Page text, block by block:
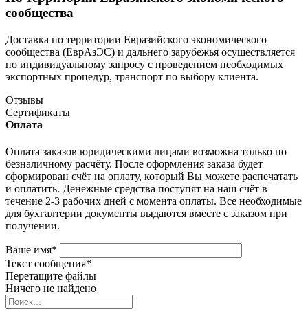
сообщества
Доставка по территории Евразийского экономического
сообщества (ЕврАзЭС) и дальнего зарубежья осуществляется
по индивидуальному запросу с проведением необходимых
экспортных процедур, транспорт по выбору клиента.
Отзывы
Сертификаты
Оплата
Оплата заказов юридическими лицами возможна только по
безналичному расчёту. После оформления заказа будет
сформирован счёт на оплату, который Вы можете распечатать
и оплатить. Денежные средства поступят на наш счёт в
течение 2-3 рабочих дней с момента оплаты. Все необходимые
для бухгалтерии документы выдаются вместе с заказом при
получении.
Ваше имя*
Текст сообщения*
Перетащите файлы
Ничего не найдено